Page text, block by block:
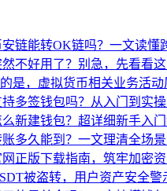
安链能转OK链吗？一文读懂
不好用了？别急，先看看
是，虚拟货币相关业务活
多签钱包吗？从入门到实
新建钱包？超详细新手入
多久能到？一文理清全场
正版下载指南，筑牢加密
被盗转，用户资产安全警